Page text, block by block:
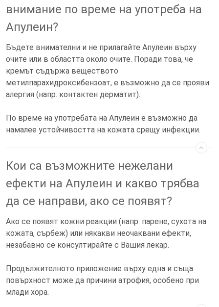
внимание по време на употреба на
Апулеин?
Бъдете внимателни и не прилагайте Апулеин върху
очите или в областта около очите. Поради това, че
кремът съдържа веществото
метилпарахидроксибензоат, е възможно да се прояви
алергия (напр. контактен дерматит).
По време на употребата на Апулеин е възможно да
намалее устойчивостта на кожата срещу инфекции.
Кои са възможните нежелани
ефекти на Апулеин и какво трябва
да се направи, ако се появят?
Ако се появят кожни реакции (напр. парене, сухота на
кожата, сърбеж) или някакви неочаквани ефекти,
незабавно се консултирайте с Вашия лекар.
Продължителното приложение върху една и съща
повърхност може да причини атрофия, особено при
млади хора.